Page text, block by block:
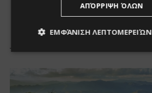
ΑΠΌΡΡΙΨΗ ΌΛΩΝ
ΕΜΦΆΝΙΣΗ ΛΕΠΤΟΜΕΡΕΙΏΝ